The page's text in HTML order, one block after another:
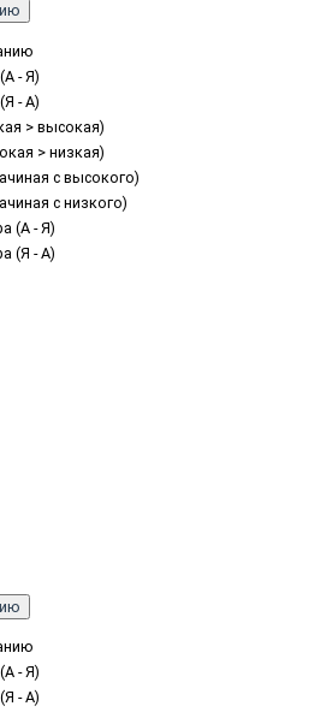
- Я)
- А)
> высокая)
> низкая)
с высокого)
с низкого)
(А - Я)
(Я - А)
- Я)
- А)